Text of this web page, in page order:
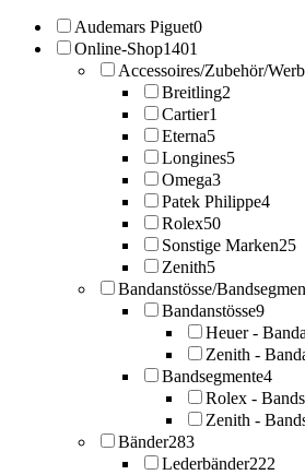
Audemars Piguet0
Online-Shop1401
Accessoires/Zubehör/
Breitling2
Cartier1
Eterna5
Longines5
Omega3
Patek Philippe4
Rolex50
Sonstige Marken25
Zenith5
Bandanstösse/
Bandanstösse9
Heuer -
Zenith -
Bandsegmente4
Rolex -
Zenith -
Bänder283
Lederbänder222